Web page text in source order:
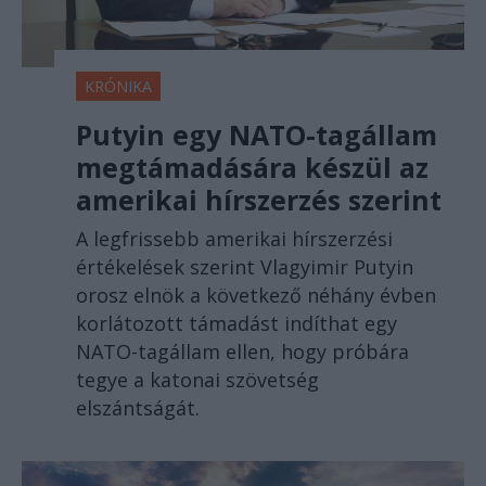
KRÓNIKA
Putyin egy NATO-tagállam
megtámadására készül az
amerikai hírszerzés szerint
A legfrissebb amerikai hírszerzési
értékelések szerint Vlagyimir Putyin
orosz elnök a következő néhány évben
korlátozott támadást indíthat egy
NATO-tagállam ellen, hogy próbára
tegye a katonai szövetség
elszántságát.